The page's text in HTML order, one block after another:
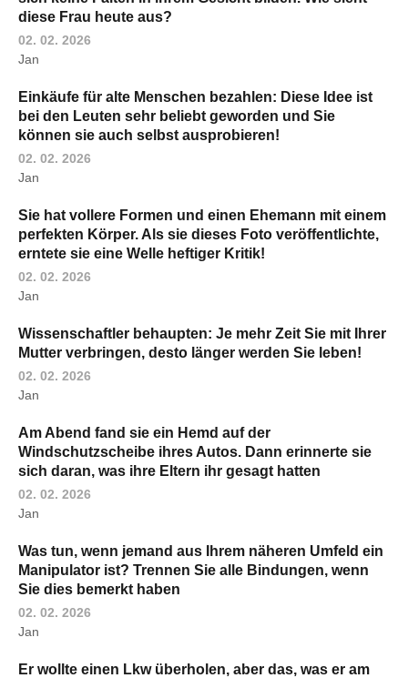
diese Frau heute aus?
02. 02. 2026
Jan
Einkäufe für alte Menschen bezahlen: Diese Idee ist
bei den Leuten sehr beliebt geworden und Sie
können sie auch selbst ausprobieren!
02. 02. 2026
Jan
Sie hat vollere Formen und einen Ehemann mit einem
perfekten Körper. Als sie dieses Foto veröffentlichte,
erntete sie eine Welle heftiger Kritik!
02. 02. 2026
Jan
Wissenschaftler behaupten: Je mehr Zeit Sie mit Ihrer
Mutter verbringen, desto länger werden Sie leben!
02. 02. 2026
Jan
Am Abend fand sie ein Hemd auf der
Windschutzscheibe ihres Autos. Dann erinnerte sie
sich daran, was ihre Eltern ihr gesagt hatten
02. 02. 2026
Jan
Was tun, wenn jemand aus Ihrem näheren Umfeld ein
Manipulator ist? Trennen Sie alle Bindungen, wenn
Sie dies bemerkt haben
02. 02. 2026
Jan
Er wollte einen Lkw überholen, aber das, was er am